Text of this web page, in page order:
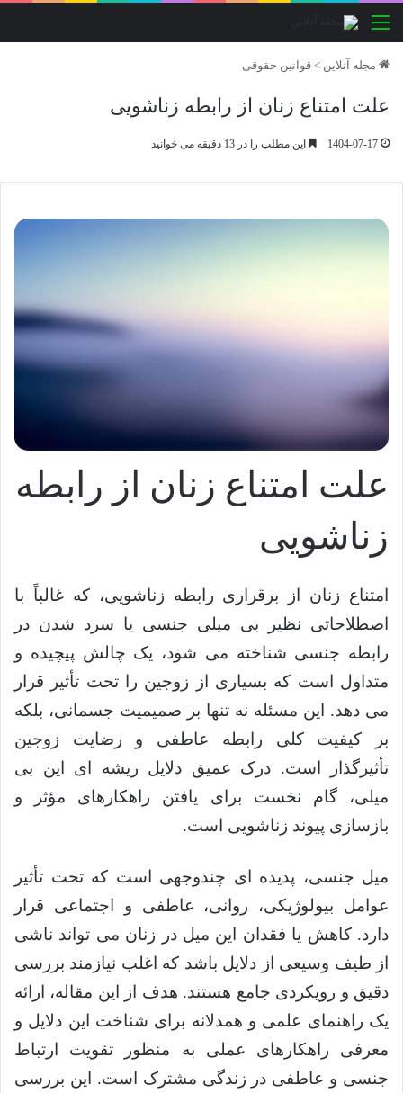
منو
مجله آنلاین > قوانین حقوقی
علت امتناع زنان از رابطه زناشویی
1404-07-17 این مطلب را در 13 دقیقه می خوانید
علت امتناع زنان از رابطه
زناشویی
امتناع زنان از برقراری رابطه زناشویی، که غالباً با
اصطلاحاتی نظیر بی میلی جنسی یا سرد شدن در
رابطه جنسی شناخته می شود، یک چالش پیچیده و
متداول است که بسیاری از زوجین را تحت تأثیر قرار
می دهد. این مسئله نه تنها بر صمیمیت جسمانی، بلکه
بر کیفیت کلی رابطه عاطفی و رضایت زوجین
تأثیرگذار است. درک عمیق دلایل ریشه ای این بی
میلی، گام نخست برای یافتن راهکارهای مؤثر و
بازسازی پیوند زناشویی است.
میل جنسی، پدیده ای چندوجهی است که تحت تأثیر
عوامل بیولوژیکی، روانی، عاطفی و اجتماعی قرار
دارد. کاهش یا فقدان این میل در زنان می تواند ناشی
از طیف وسیعی از دلایل باشد که اغلب نیازمند بررسی
دقیق و رویکردی جامع هستند. هدف از این مقاله، ارائه
یک راهنمای علمی و همدلانه برای شناخت این دلایل و
معرفی راهکارهای عملی به منظور تقویت ارتباط
جنسی و عاطفی در زندگی مشترک است. این بررسی